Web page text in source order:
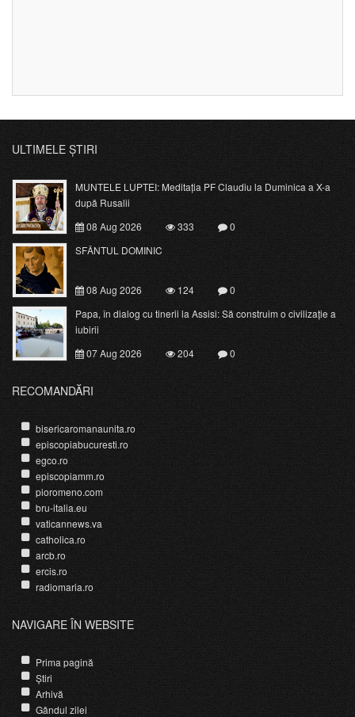
ULTIMELE ȘTIRI
MUNTELE LUPTEI: Meditația PF Claudiu la Duminica a X-a
după Rusalii
08 Aug 2026
333
0
SFÂNTUL DOMINIC
08 Aug 2026 124
0
Papa, în dialog cu tinerii la Assisi: Să construim o civilizație a
iubirii
07 Aug 2026
204 0
RECOMANDĂRI
bisericaromanaunita.ro
episcopiabucuresti.ro
egco.ro
episcopiamm.ro
pioromeno.com
bru-italia.eu
vaticannews.va
catholica.ro
arcb.ro
ercis.ro
radiomaria.ro
NAVIGARE ÎN WEBSITE
Prima pagină
Știri
Arhivă
Gândul zilei